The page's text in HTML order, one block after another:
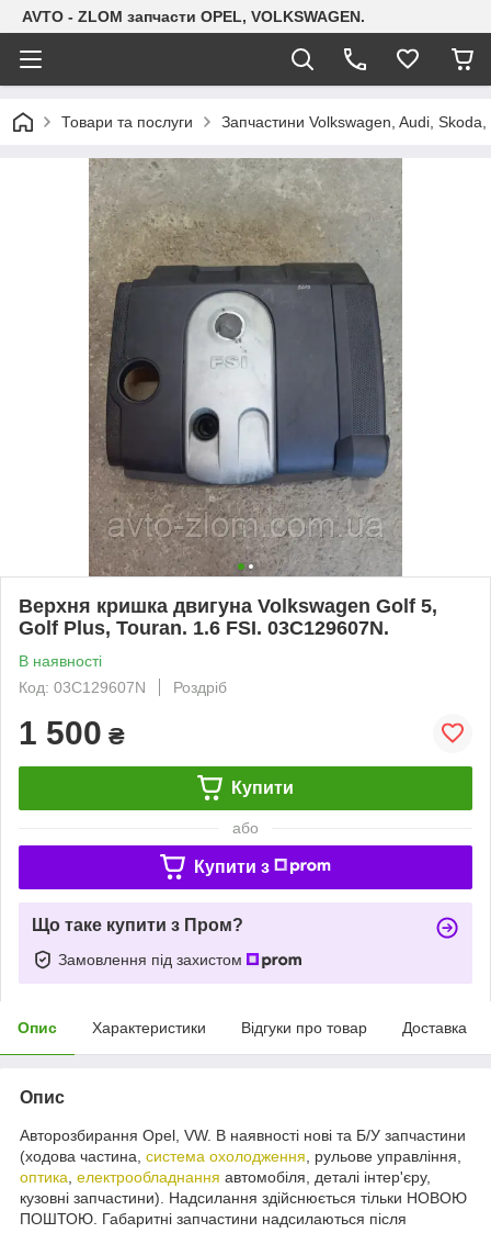
AVTO - ZLOM запчасти OPEL, VOLKSWAGEN.
Товари та послуги Запчастини Volkswagen, Audi, Skoda,
Верхня кришка двигуна Volkswagen Golf 5,
Golf Plus, Touran. 1.6 FSI. 03C129607N.
В наявності
Код: 03C129607N
Роздріб
1 500 ₴
Купити
або
Купити з
Що таке купити з Пром?
Замовлення під захистом
Опис Характеристики Відгуки про товар Доставка
Опис
Авторозбирання Opel, VW. В наявності нові та Б/У запчастини
(ходова частина, система охолодження , рульове управління,
оптика електрообладнання автомобіля, деталі інтер'єру,
кузовні запчастини). Надсилання здійснюється тільки НОВОЮ
ПОШТОЮ. Габаритні запчастини надсилаються після